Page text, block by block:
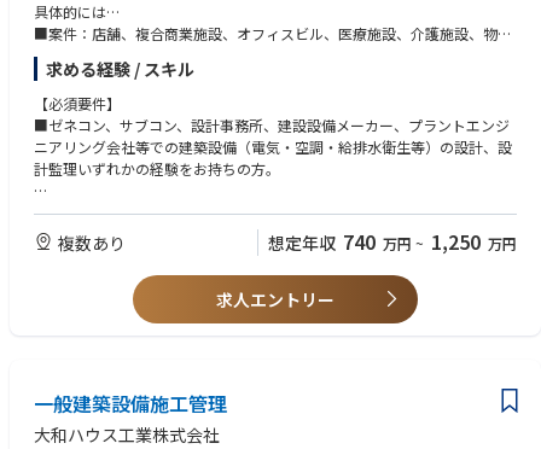
具体的には…
■案件：店舗、複合商業施設、オフィスビル、医療施設、介護施設、物流
施設、工場、共同住宅、病院（100〜200床前後）、データセンターなど
（幅広い案件がございますので、ご経験とご希望に合わせて現場を配置い
ただけます。また、現在は工場・物流倉庫・病院等の案件が増えておりま
すので、ご経験をお持ちの方には優先的に配置をする可能性がございま
す。）
■業務詳細：電気・給排水衛生・空調換気などの設備の商品選定、企画、
設計を担当していただきます。
※自社開発のBIMをご利用いただきます。
※就業制度について：同社は2021年4月よりコアタイム無しのフレックス
タイム制度を導入しております。1ヶ月の内、規程の労働時間さえ勤務い
ただければ出退勤時間は自由にご調整いただくことが可能です
求める経験 / スキル
【必須要件】
■ゼネコン、サブコン、設計事務所、建設設備メーカー、プラントエンジ
ニアリング会社等での建築設備（電気・空調・給排水衛生等）の設計、設
計監理いずれかの経験をお持ちの方。
【歓迎要件】
■食品工場、クリーンルーム、データセンターなどの特殊建築物経験をお
持ちの方。
■下記いずれかのご資格をお持ちの方、もしくは実務経験により受験資格
1級管工事施工管理技士、1級電気工事施工管理技士、建築設備士、一級
複数あり 想定年収 740 万円 ~ 1,250 万円
求人エントリー
一般建築設備施工管理
大和ハウス工業株式会社